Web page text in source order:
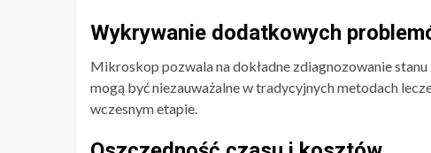
Wykrywanie dodatkowych
Mikroskop pozwala na dokładne zdiagnozowanie
mogą być niezauważalne w tradycyjnych metodach
wczesnym etapie.